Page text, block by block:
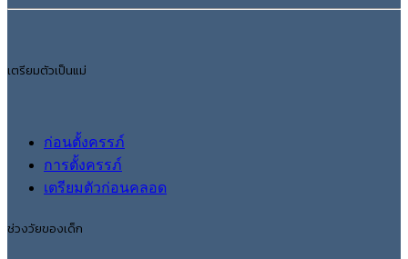
เตรียมตัวเป็นแม่
ก่อนตั้งครรภ์
การตั้งครรภ์
เตรียมตัวก่อนคลอด
ช่วงวัยของเด็ก